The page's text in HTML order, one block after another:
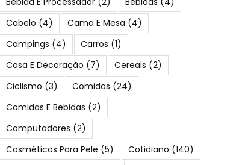
Cabelo (4) Cama E Mesa (4)
Campings (4) Carros (1)
Casa E Decoração (7) Cereais (2)
Ciclismo (3) Comidas (24)
Comidas E Bebidas (2)
Computadores (2)
Cosméticos Para Pele (5) Cotidiano (140)